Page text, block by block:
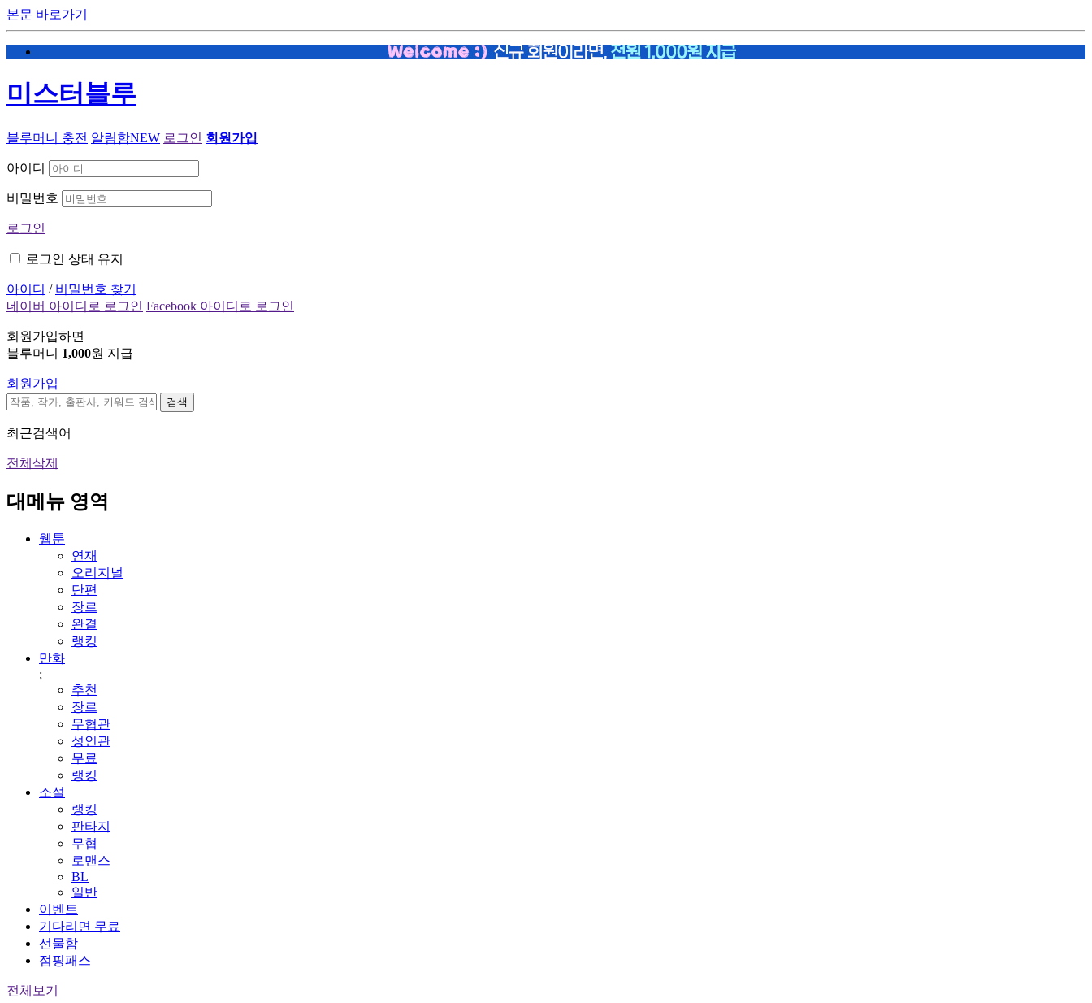
본문 바로가기
미스터블루
블루머니 충전 알림함NEW 로그인 회원가입
아이디
비밀번호
로그인
로그인 상태 유지
아이디 / 비밀번호 찾기
네이버 아이디로 로그인 Facebook 아이디로 로그인
회원가입하면
블루머니 1,000원 지급
회원가입
검색
최근검색어
전체삭제
대메뉴 영역
웹툰
연재
오리지널
단편
장르
완결
랭킹
만화
;
추천
장르
무협관
성인관
무료
랭킹
소설
랭킹
판타지
무협
로맨스
BL
일반
이벤트
기다리면 무료
선물함
점핑패스
전체보기